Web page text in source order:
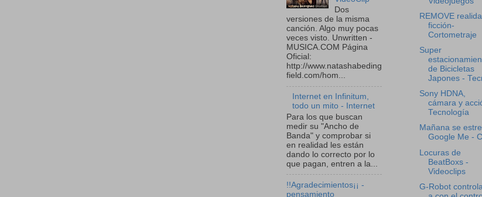
Dos
versiones de la misma
canción. Algo muy pocas
veces visto. Unwritten -
MUSICA.COM Página
Oficial:
http://www.natashabeding
field.com/hom...
Internet en Infinitum,
todo un mito - Internet
Para los que buscan
medir su "Ancho de
Banda" y comprobar si
en realidad les están
dando lo correcto por lo
que pagan, entren a la...
!!Agradecimientos¡¡ -
pensamiento
REMOVE
ficción-
Cortometraje
Super
de Bicicletas
Japones -
Sony HDNA,
cámara y
Tecnología
Mañana se
Google Me -
Locuras de
BeatBoxs -
Videoclips
G-Robot